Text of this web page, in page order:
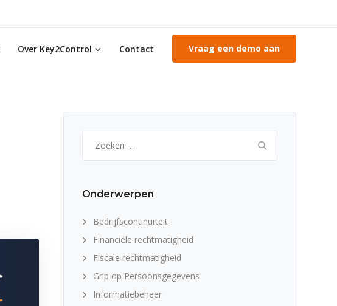
Over Key2Control Contact Vraag een demo aan
naar:
Onderwerpen
Bedrijfscontinuïteit
Financiële rechtmatigheid
Fiscale rechtmatigheid
Grip op Persoonsgegevens
Informatiebeheer